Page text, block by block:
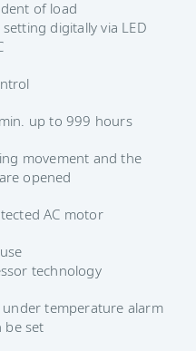
of load
digitally via LED
up to 999 hours
movement and the
opened
AC motor
technology
temperature alarm
be set